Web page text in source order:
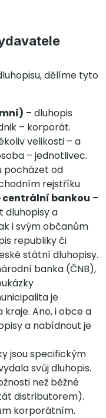
dělíme tyto
– dluhopis
– korporát.
velikosti – a
– jednotlivec.
pocházet od
rejstříku
bankou –
dluhopisy a
i svým občanům
republiky či
státní dluhopisy.
banka (ČNB),
je
Ano, i obce a
a nabídnout je
jsou specifickým
svůj dluhopis.
než běžné
distributorem).
korporátním.